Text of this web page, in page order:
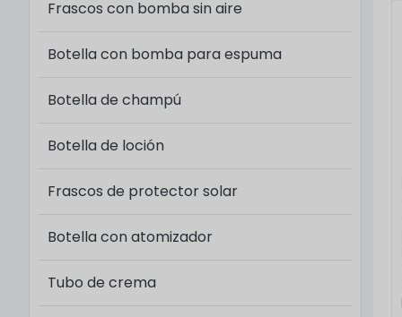
Frascos con bomba sin aire
Botella con bomba para espuma
Botella de champú
Botella de loción
Frascos de protector solar
Botella con atomizador
Tubo de crema